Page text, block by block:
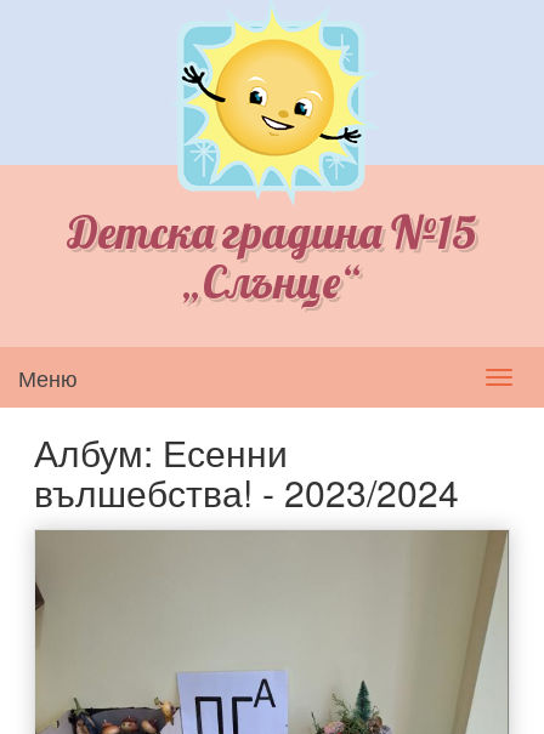
Детска градина №15
„Слънце“
Меню
Албум: Есенни
вълшебства! - 2023/2024